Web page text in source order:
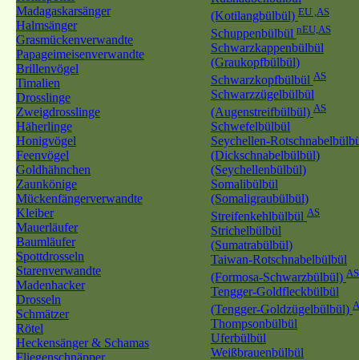
Madagaskarsänger
Halmsänger
Grasmückenverwandte
Papageimeisenverwandte
Brillenvögel
Timalien
Drosslinge
Zweigdrosslinge
Häherlinge
Honigvögel
Feenvögel
Goldhähnchen
Zaunkönige
Mückenfängerverwandte
Kleiber
Mauerläufer
Baumläufer
Spottdrosseln
Starenverwandte
Madenhacker
Drosseln
Schmätzer
Rötel
Heckensänger & Schamas
Fliegenschnäpper
(Kotilangbülbül) EU ,AS
Schuppenbülbül nEU,AS
Schwarzkappenbülbül
(Graukopfbülbül)
Schwarzkopfbülbül AS
Schwarzzügelbülbül
(Augenstreifbülbül) AS
Schwefelbülbül
Seychellen-
(Dickschnabelbülbül)
(Seychellenbülbül)
Somalibülbül
(Somaligraubülbül)
Streifenkehlbülbül AS
Strichelbülbül
(Sumatrabülbül)
Taiwan-Rotschnabelbülbül
(Formosa-Schwarzbülbül) AS
Tengger-Goldfleckbülbül
(Tengger-Goldzügelbülbül)
Thompsonbülbül
Uferbülbül
Weißbrauenbülbül